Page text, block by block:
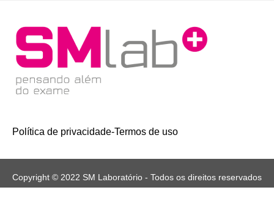
Política de privacidade-Termos de uso
Copyright © 2022 SM Laboratório - Todos os direitos reservados